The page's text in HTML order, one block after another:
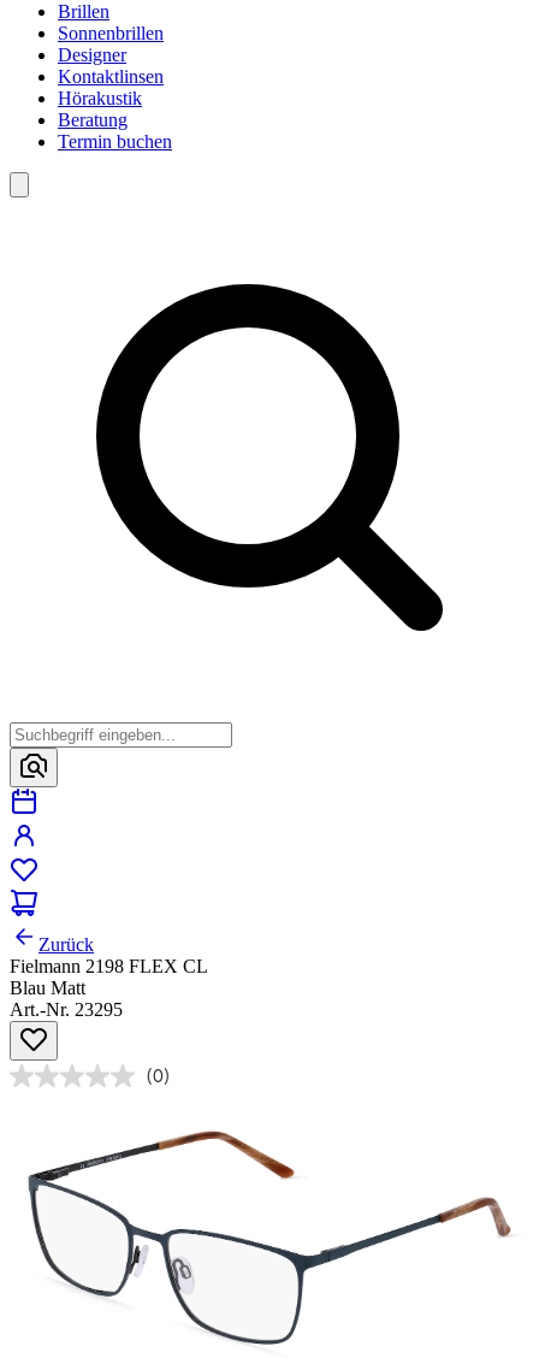
Brillen
Sonnenbrillen
Designer
Kontaktlinsen
Hörakustik
Beratung
Termin buchen
Zurück
Fielmann 2198 FLEX CL
Blau Matt
Art.-Nr. 23295
(0)